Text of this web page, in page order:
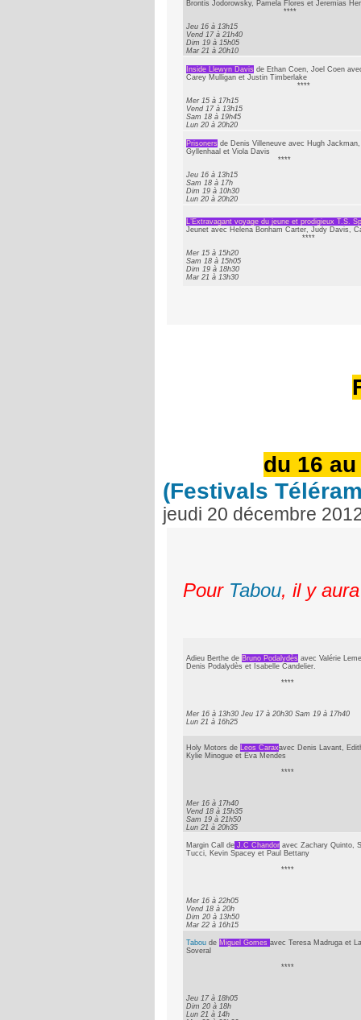
Brontis Jodorowsky, Pamela Flores et Jeremias
****
Jeu 16 à 13h15
Vend 17 à 21h40
Dim 19 à 15h05
Mar 21 à 20h10
Inside Llewyn Davis de Ethan Coen, Joel Coen
Carey Mulligan et Justin Timberlake
****
Mer 15 à 17h15
Vend 17 à 13h15
Sam 18 à 19h45
Lun 20 à 20h20
Prisoners de Denis Villeneuve avec Hugh
Gyllenhaal et Viola Davis
****
Jeu 16 à 13h15
Sam 18 à 17h
Dim 19 à 10h30
Lun 20 à 20h20
L’Extravagant voyage du jeune et prodigieux T.S.
Jeunet avec Helena Bonham Carter, Judy Davis,
****
Mer 15 à 15h20
Sam 18 à 15h05
Dim 19 à 18h30
Mar 21 à 13h30
du 16
(Festivals
jeudi 20 décembre
Pour Tabou, il y
Adieu Berthe de Bruno Podalydès avec Valérie
Denis Podalydès et Isabelle Candelier.
****
Mer 16 à 13h30 Jeu 17 à 20h30 Sam 19 à 17h40
Lun 21 à 16h25
Holy Motors de Leos Caraxavec Denis Lavant,
Kylie Minogue et Eva Mendes
****
Mer 16 à 17h40
Vend 18 à 15h35
Sam 19 à 21h50
Lun 21 à 20h35
Margin Call deJ.C Chandoravec Zachary Quinto,
Tucci, Kevin Spacey et Paul Bettany
****
Mer 16 à 22h05
Vend 18 à 20h
Dim 20 à 13h50
Mar 22 à 16h15
Taboude Miguel Gomes avec Teresa Madruga et
Soveral
****
Jeu 17 à 18h05
Dim 20 à 18h
Lun 21 à 14h